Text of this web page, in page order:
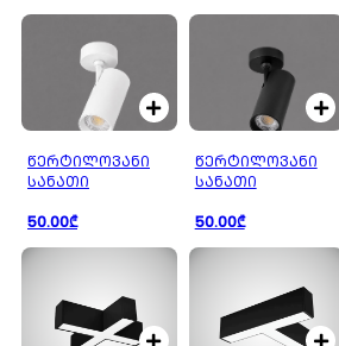
ᲬᲔᲠᲢᲘᲚᲝᲕᲐᲜᲘ
ᲡᲐᲜᲐᲗᲘ
50.00₾
ᲬᲔᲠᲢᲘᲚᲝᲕᲐᲜᲘ
ᲡᲐᲜᲐᲗᲘ
50.00₾